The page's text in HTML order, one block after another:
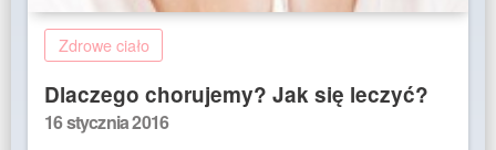
Zdrowe ciało
Dlaczego chorujemy? Jak się leczyć?
Posted
16 stycznia 2016